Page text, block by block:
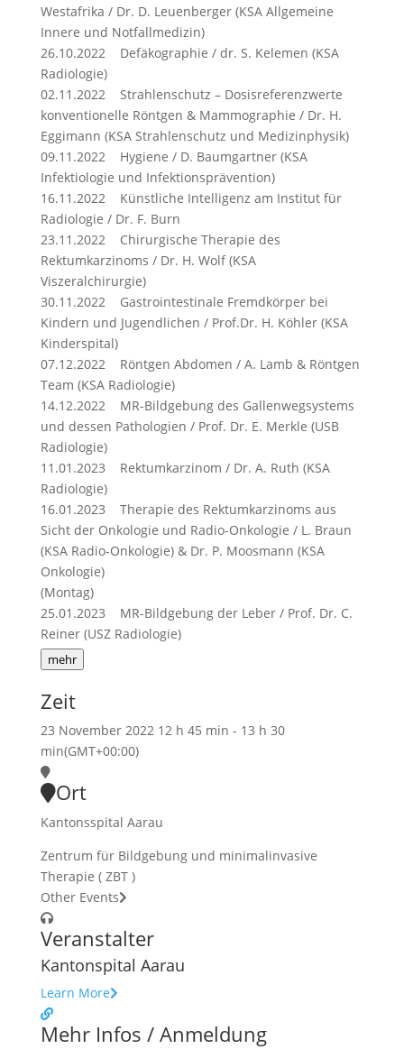
Westafrika / Dr. D. Leuenberger (KSA Allgemeine
Innere und Notfallmedizin)
26.10.2022 Defäkographie / dr. S. Kelemen (KSA
Radiologie)
02.11.2022 Strahlenschutz – Dosisreferenzwerte
konventionelle Röntgen & Mammographie / Dr. H.
Eggimann (KSA Strahlenschutz und Medizinphysik)
09.11.2022 Hygiene / D. Baumgartner (KSA
Infektiologie und Infektionsprävention)
16.11.2022 Künstliche Intelligenz am Institut für
Radiologie / Dr. F. Burn
23.11.2022 Chirurgische Therapie des
Rektumkarzinoms / Dr. H. Wolf (KSA
Viszeralchirurgie)
30.11.2022 Gastrointestinale Fremdkörper bei
Kindern und Jugendlichen / Prof.Dr. H. Köhler (KSA
Kinderspital)
07.12.2022 Röntgen Abdomen / A. Lamb & Röntgen
Team (KSA Radiologie)
14.12.2022 MR-Bildgebung des Gallenwegsystems
und dessen Pathologien / Prof. Dr. E. Merkle (USB
Radiologie)
11.01.2023 Rektumkarzinom / Dr. A. Ruth (KSA
Radiologie)
16.01.2023 Therapie des Rektumkarzinoms aus
Sicht der Onkologie und Radio-Onkologie / L. Braun
(KSA Radio-Onkologie) & Dr. P. Moosmann (KSA
Onkologie)
(Montag)
25.01.2023 MR-Bildgebung der Leber / Prof. Dr. C.
Reiner (USZ Radiologie)
mehr
Zeit
23 November 2022 12 h 45 min - 13 h 30
min(GMT+00:00)
Ort
Kantonsspital Aarau
Zentrum für Bildgebung und minimalinvasive
Therapie ( ZBT )
Other Events
Veranstalter
Kantonspital Aarau
Learn More
Mehr Infos / Anmeldung